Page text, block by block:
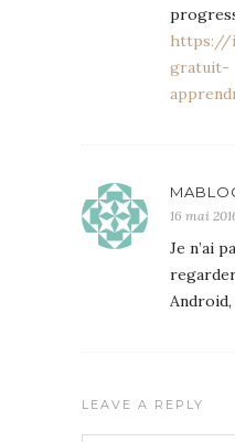
https://
gratuit-
16 mai
Je n’ai
LEAVE A REPLY